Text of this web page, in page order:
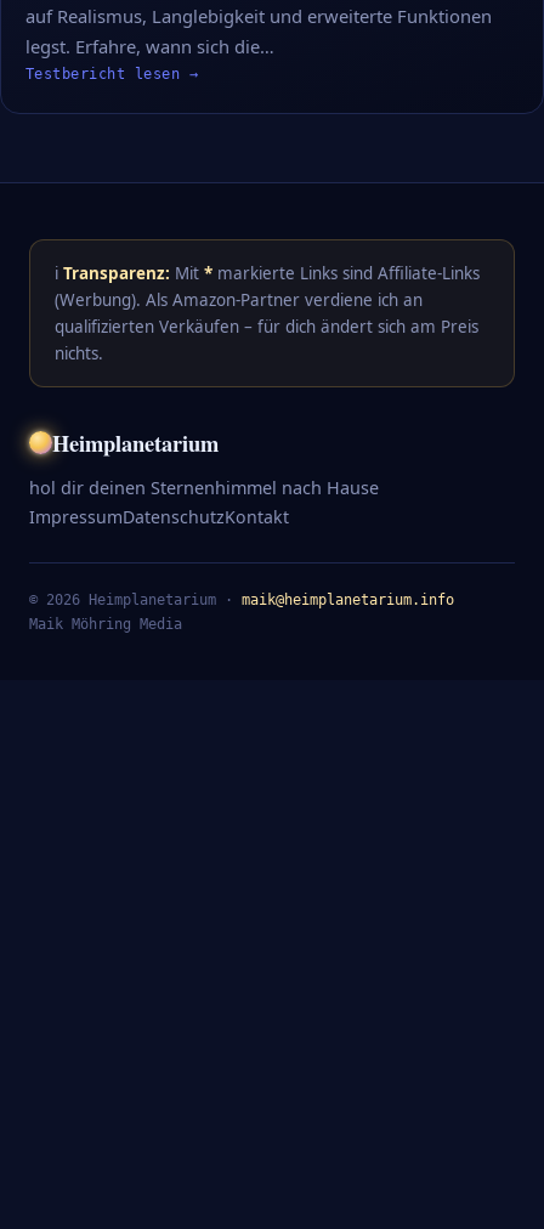
auf Realismus, Langlebigkeit und erweiterte Funktionen
legst. Erfahre, wann sich die…
Testbericht lesen →
ℹ️ Transparenz: Mit * markierte Links sind Affiliate-Links
(Werbung). Als Amazon-Partner verdiene ich an
qualifizierten Verkäufen – für dich ändert sich am Preis
nichts.
Heimplanetarium
hol dir deinen Sternenhimmel nach Hause
ImpressumDatenschutzKontakt
© 2026 Heimplanetarium · maik@heimplanetarium.info
Maik Möhring Media